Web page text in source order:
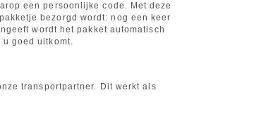
een persoonlijke code. Met deze
bezorgd wordt: nog een keer
wordt het pakket automatisch
goed uitkomt.
transportpartner. Dit werkt als